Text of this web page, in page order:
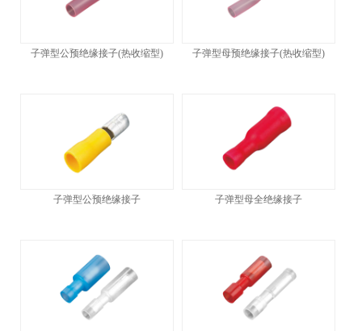
子弹型公预绝缘接子(热收缩型) 子弹型母预绝缘接子(热收缩型)
子弹型公预绝缘接子 子弹型母全绝缘接子